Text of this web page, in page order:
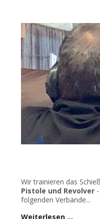
Wir trainieren das
Pistole und Revolver
folgenden Verbände...
Weiterlesen …